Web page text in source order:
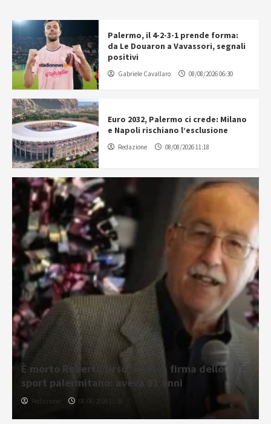
Palermo, il 4-2-3-1 prende forma:
da Le Douaron a Vavassori, segnali
positivi
Gabriele Cavallaro 08/08/2026 06:30
Euro 2032, Palermo ci crede: Milano
e Napoli rischiano l’esclusione
Redazione 08/08/2026 11:18
È morto Roberto Urso, storica firma dello
sport palermitano: aveva 81 anni
Redazione 08/08/2026 11:36